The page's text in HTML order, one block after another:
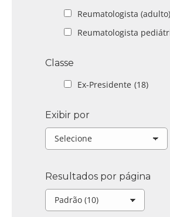
Reumatologista (adulto)
Reumatologista
Classe
Ex-Presidente (18)
Exibir por
Resultados por página